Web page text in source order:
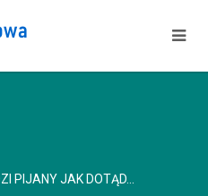
PIJANY JAK DOTĄD…